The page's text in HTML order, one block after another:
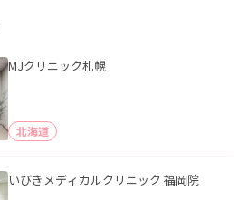
MJクリニック札幌
北海道
いびきメディカルクリニック 福岡院